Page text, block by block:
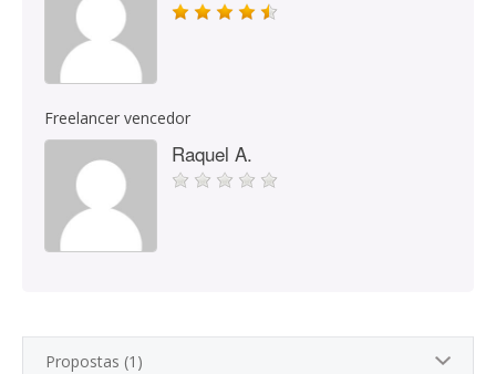
Freelancer vencedor
Raquel A.
Propostas (1)